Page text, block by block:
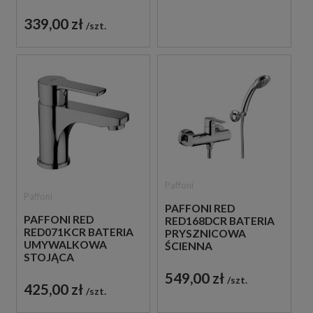
CHROM
339,00 zł szt.
PAFFONI RED
RED071KCR BATERIA
UMYWALKOWA
STOJĄCA
CHROM
425,00 zł szt.
PAFFONI RED
RED168DCR BATERIA
PRYSZNICOWA
ŚCIENNA
CHROM
549,00 zł szt.